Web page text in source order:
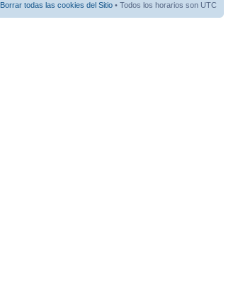
Borrar todas las cookies del Sitio • Todos los horarios son UTC